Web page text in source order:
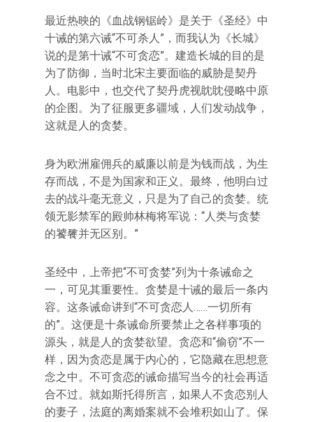
最近热映的《血战钢锯岭》是关于《圣经》中
十诫的第六诫“不可杀人”，而我认为《长城》
说的是第十诫“不可贪恋”。建造长城的目的是
为了防御，当时北宋主要面临的威胁是契丹
人。电影中，也交代了契丹虎视眈眈侵略中原
的企图。为了征服更多疆域，人们发动战争，
这就是人的贪婪。
身为欧洲雇佣兵的威廉以前是为钱而战，为生
存而战，不是为国家和正义。最终，他明白过
去的战斗毫无意义，只是为了自己的贪婪。统
领无影禁军的殿帅林梅将军说：“人类与贪婪
的饕餮并无区别。”
圣经中，上帝把“不可贪婪”列为十条诫命之
一，可见其重要性。贪婪是十诫的最后一条内
容。这条诫命讲到“不可贪恋人……一切所有
的”。这便是十条诫命所要禁止之各样事项的
源头，就是人的贪婪欲望。贪恋和“偷窃”不一
样，因为贪恋是属于内心的，它隐藏在思想意
念之中。不可贪恋的诫命描写当今的社会再适
合不过。就如斯托得所言，如果人不贪恋别人
的妻子，法庭的离婚案就不会堆积如山了。保